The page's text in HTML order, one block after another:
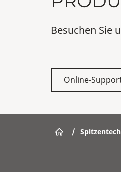
Besuchen Sie
Online-
/